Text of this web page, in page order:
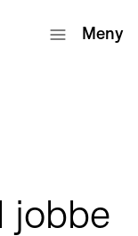
Meny
jobbe